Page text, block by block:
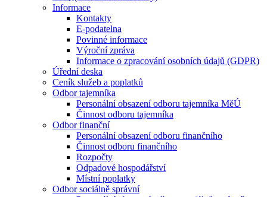
Informace
Kontakty
E-podatelna
Povinné informace
Výroční zpráva
Informace o zpracování osobních údajů (GDPR)
Úřední deska
Ceník služeb a poplatků
Odbor tajemníka
Personální obsazení odboru tajemníka MěÚ
Činnost odboru tajemníka
Odbor finanční
Personální obsazení odboru finančního
Činnost odboru finančního
Rozpočty
Odpadové hospodářství
Místní poplatky
Odbor sociálně správní